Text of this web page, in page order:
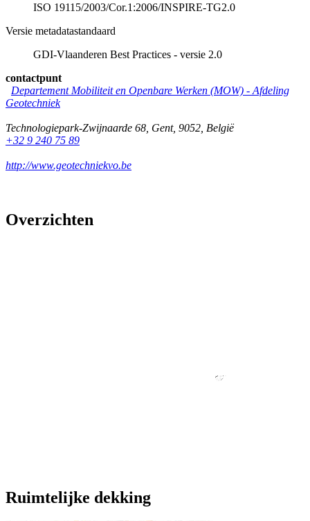
ISO 19115/2003/Cor.1:2006/INSPIRE-TG2.0
Versie metadatastandaard
GDI-Vlaanderen Best Practices - versie 2.0
contactpunt
Departement Mobiliteit en Openbare Werken (MOW) - Afdeling
Geotechniek
Technologiepark-Zwijnaarde 68 Gent, 9052 België
+32 9 240 75 89
http://www.geotechniekvo.be
Overzichten
Ruimtelijke dekking